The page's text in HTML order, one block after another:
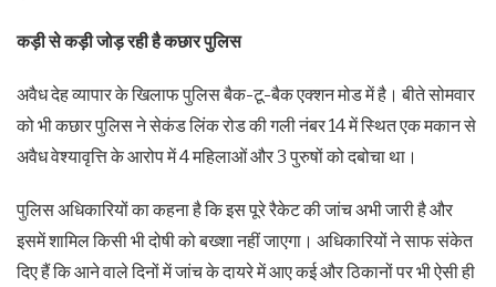
कड़ी से कड़ी जोड़ रही है कछार पुलिस
अवैध देह व्यापार के खिलाफ पुलिस बैक-टू-बैक एक्शन मोड में है। बीते सोमवार
को भी कछार पुलिस ने सेकंड लिंक रोड की गली नंबर 14 में स्थित एक मकान से
अवैध वेश्यावृत्ति के आरोप में 4 महिलाओं और 3 पुरुषों को दबोचा था।
पुलिस अधिकारियों का कहना है कि इस पूरे रैकेट की जांच अभी जारी है और
इसमें शामिल किसी भी दोषी को बख्शा नहीं जाएगा। अधिकारियों ने साफ संकेत
दिए हैं कि आने वाले दिनों में जांच के दायरे में आए कई और ठिकानों पर भी ऐसी ही